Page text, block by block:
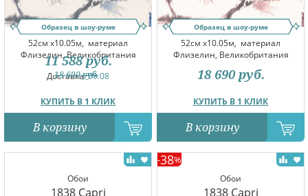
Образец в шоу-руме
52см x10.05м, материал
Флизелин, Великобритания
Доставка:09.08
КУПИТЬ В 1 КЛИК
18 690руб.
11 588 руб.
В корзину
Образец в шоу-руме
52см x10.05м, материал
Флизелин, Великобритания
КУПИТЬ В 1 КЛИК
18 690 руб.
В корзину
Обои
1838 Capri
Обои
1838 Capri
-38%